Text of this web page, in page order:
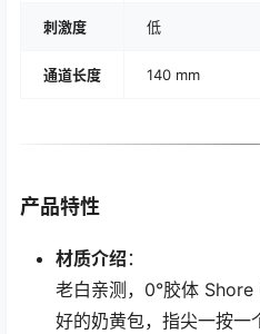
刺激度 低
通道长度 140 mm
产品特性
材质介绍 ：
老白亲测，0°胶体
好的奶黄包，指尖一按一